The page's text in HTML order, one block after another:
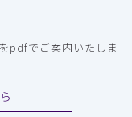
pdfでご案内いたしま